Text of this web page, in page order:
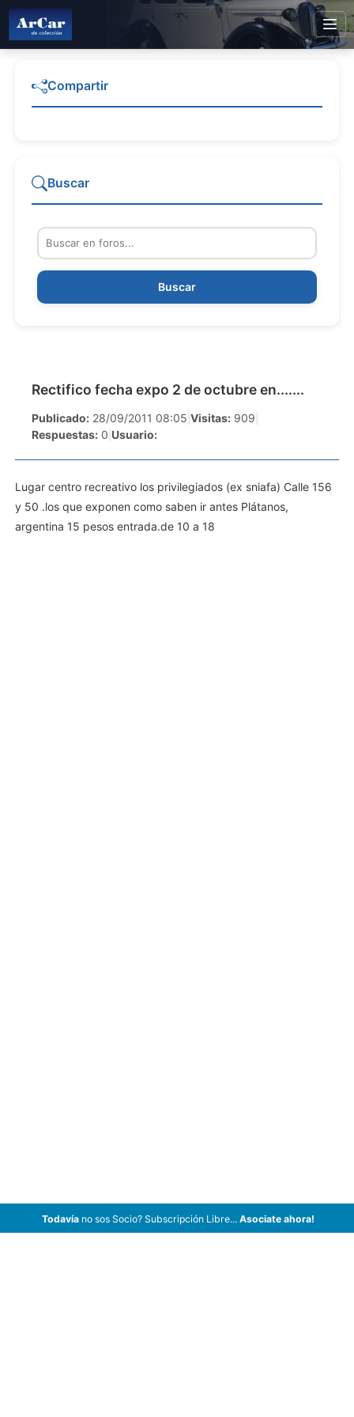
Rectifico fecha expo 2 de octubre en.......
Publicado: 28/09/2011 08:05 Visitas: 909
Respuestas: 0 Usuario:
Lugar centro recreativo los privilegiados (ex sniafa) Calle 156
y 50 .los que exponen como saben ir antes Plátanos,
argentina 15 pesos entrada.de 10 a 18
Compartir
Buscar
Buscar
Todavíano sos Socio? Subscripción Libre... Asociate ahora!